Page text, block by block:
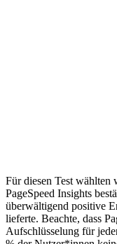
Für diesen Test wählten
PageSpeed Insights
überwältigend positive
lieferte. Beachte, dass
Aufschlüsselung für